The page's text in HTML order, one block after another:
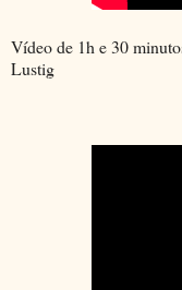
Vídeo de 1h e 30
Lustig